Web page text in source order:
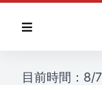
目前時間：8/